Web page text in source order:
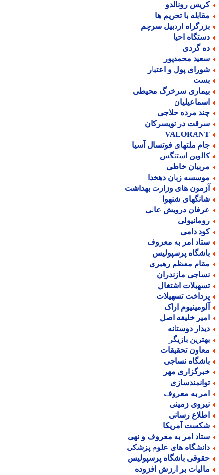
رونالدو
با تحریم ها
اردبیل سرچم
احیا
گردی
محمدپور
پول و اعتبار
سرخرگ محیطی
مرده حلاجی
در تویسرکان
ملتهای فوتسال آسیا
استنگس
خاطی
زبان دهخدا
های وزارت بهداشت
شنهوا
درویش عالی
دامی
امر به معروف
پرسپولیس
معظم رهبری
مازندران
اشتغال
تسهیلات
اراک
خلیفه اصل
دوستانه
بازیگر
تحقیقات
نساجی
مهر
به معروف
زمینی
رسانی
آمریکا
امر به معروف و نهی
های علوم پزشکی
باشگاه پرسپولیس
بر ارزش افزوده